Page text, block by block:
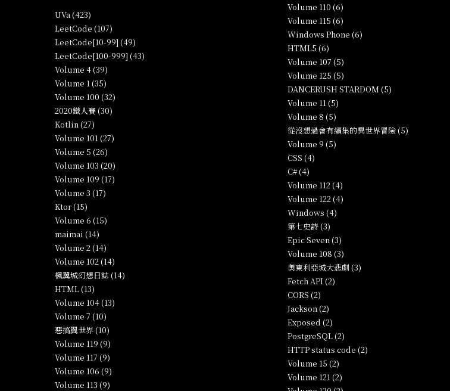
UVa (423)
LeetCode (107)
LeetCode[10-99] (49)
LeetCode[100-999] (43)
Volume 4 (39)
Volume 1 (35)
Volume 100 (32)
2020鐵人賽 (30)
Kotlin (27)
Volume 101 (27)
Volume 5 (26)
Volume 103 (20)
Volume 109 (17)
Volume 3 (17)
Ktor (15)
Volume 6 (15)
maimai (14)
Volume 2 (14)
Volume 102 (14)
楓翼城幻想日誌 (14)
HTML (13)
Volume 104 (13)
Volume 7 (10)
惡搞翼世界 (10)
Volume 119 (9)
Volume 117 (9)
Volume 106 (9)
Volume 113 (9)
Volume 110 (6)
Volume 115 (6)
Windows Phone (6)
HTML5 (6)
Volume 107 (5)
Volume 125 (5)
DANCERUSH STARDOM (5)
Volume 11 (5)
Volume 8 (5)
從沒想過會有續集的異世界冒險 (5)
Volume 9 (5)
CSS (4)
C# (4)
Volume 112 (4)
Volume 122 (4)
Windows (4)
第七史詩 (3)
Epic Seven (3)
Volume 108 (3)
奧東利亞城大悲劇 (3)
Fetch API (2)
CORS (2)
Jackson (2)
Exposed (2)
PostgreSQL (2)
HTTP status code (2)
Volume 15 (2)
Volume 121 (2)